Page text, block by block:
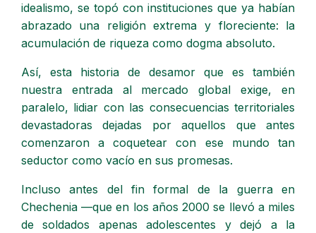
idealismo, se topó con instituciones que ya habían
abrazado una religión extrema y floreciente: la
acumulación de riqueza como dogma absoluto.
Así, esta historia de desamor que es también
nuestra entrada al mercado global exige, en
paralelo, lidiar con las consecuencias territoriales
devastadoras dejadas por aquellos que antes
comenzaron a coquetear con ese mundo tan
seductor como vacío en sus promesas.
Incluso antes del fin formal de la guerra en
Chechenia —que en los años 2000 se llevó a miles
de soldados apenas adolescentes y dejó a la